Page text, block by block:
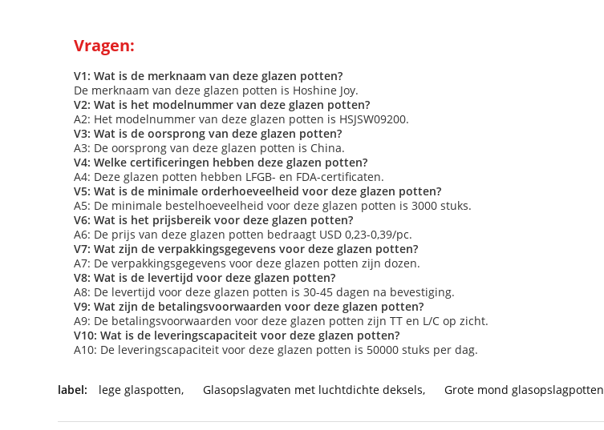
Vragen:
V1: Wat is de merknaam van deze glazen potten?
De merknaam van deze glazen potten is Hoshine Joy.
V2: Wat is het modelnummer van deze glazen potten?
A2: Het modelnummer van deze glazen potten is HSJSW09200.
V3: Wat is de oorsprong van deze glazen potten?
A3: De oorsprong van deze glazen potten is China.
V4: Welke certificeringen hebben deze glazen potten?
A4: Deze glazen potten hebben LFGB- en FDA-certificaten.
V5: Wat is de minimale orderhoeveelheid voor deze glazen potten?
A5: De minimale bestelhoeveelheid voor deze glazen potten is 3000 stuks.
V6: Wat is het prijsbereik voor deze glazen potten?
A6: De prijs van deze glazen potten bedraagt USD 0,23-0,39/pc.
V7: Wat zijn de verpakkingsgegevens voor deze glazen potten?
A7: De verpakkingsgegevens voor deze glazen potten zijn dozen.
V8: Wat is de levertijd voor deze glazen potten?
A8: De levertijd voor deze glazen potten is 30-45 dagen na bevestiging.
V9: Wat zijn de betalingsvoorwaarden voor deze glazen potten?
A9: De betalingsvoorwaarden voor deze glazen potten zijn TT en L/C op zicht.
V10: Wat is de leveringscapaciteit voor deze glazen potten?
A10: De leveringscapaciteit voor deze glazen potten is 50000 stuks per dag.
label: lege glaspotten, Glasopslagvaten met luchtdichte deksels, Grote mond glasopslagpotten